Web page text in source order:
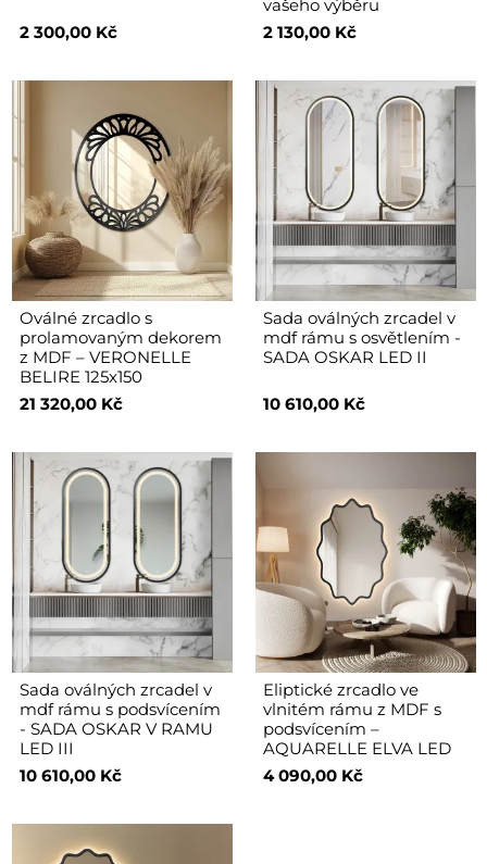
2 300,00 Kč
vašeho výběru
2 130,00 Kč
Oválné zrcadlo s
prolamovaným dekorem
z MDF – VERONELLE
BELIRE 125x150
21 320,00 Kč
Sada oválných zrcadel v
mdf rámu s osvětlením -
SADA OSKAR LED II
10 610,00 Kč
Sada oválných zrcadel v
mdf rámu s podsvícením
- SADA OSKAR V RAMU
LED III
10 610,00 Kč
Eliptické zrcadlo ve
vlnitém rámu z MDF s
podsvícením –
AQUARELLE ELVA LED
4 090,00 Kč